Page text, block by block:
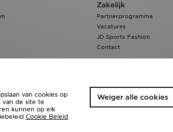
Zakelijk
Partnerprogramma
Vacatures
JD Sports Fashion
Contact
van cookies op
van de site te
kunnen op elk
Cookie Beleid
Weiger alle cookies